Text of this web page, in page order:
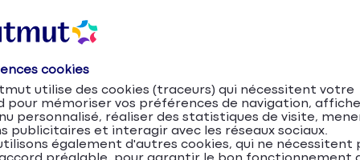
à partir de 30 km/h et jusqu’à 200 km/h selon les
h.
cookies
utilise des cookies (traceurs) qui nécessitent votre
pour mémoriser vos préférences de navigation,
personnalisé, réaliser des statistiques de visite,
publicitaires et interagir avec les réseaux sociaux.
également d'autres cookies, qui ne nécessitent